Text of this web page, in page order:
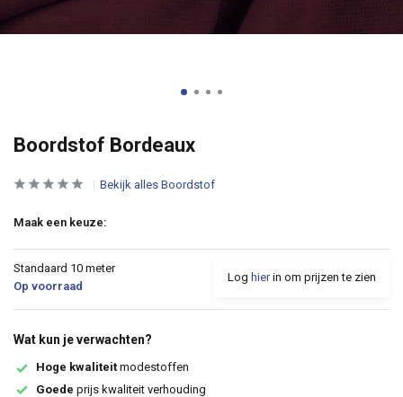
Boordstof Bordeaux
Bekijk alles Boordstof
Maak een keuze:
Standaard 10 meter
Op voorraad
Log hierin om prijzen te zien
Wat kun je verwachten?
Hoge kwaliteit modestoffen
Goede prijs kwaliteit verhouding